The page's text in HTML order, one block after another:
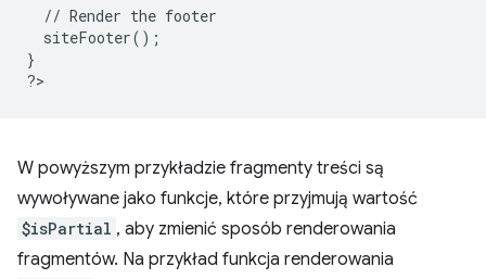
  // Render the footer
  siteFooter();
}
?
W powyższym przykładzie fragmenty treści są
wywoływane jako funkcje, które przyjmują wartość
$isPartial , aby zmienić sposób renderowania
fragmentów. Na przykład funkcja renderowania